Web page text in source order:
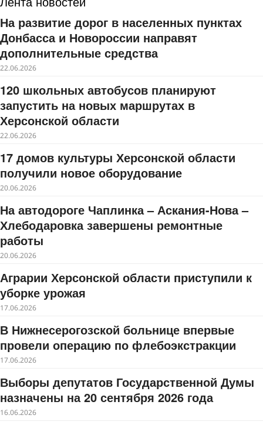
На развитие дорог в населенных пунктах
Донбасса и Новороссии направят
дополнительные средства
22.06.2026
120 школьных автобусов планируют
запустить на новых маршрутах в
Херсонской области
22.06.2026
17 домов культуры Херсонской области
получили новое оборудование
20.06.2026
На автодороге Чаплинка – Аскания-Нова –
Хлебодаровка завершены ремонтные
работы
20.06.2026
Аграрии Херсонской области приступили к
уборке урожая
17.06.2026
В Нижнесерогозской больнице впервые
провели операцию по флебоэкстракции
17.06.2026
Выборы депутатов Государственной Думы
назначены на 20 сентября 2026 года
16.06.2026